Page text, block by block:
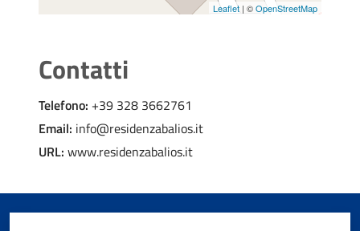
Leaflet | ©OpenStreetMap
Contatti
Telefono: +39 328 3662761
Email: info@residenzabalios.it
URL: www.residenzabalios.it